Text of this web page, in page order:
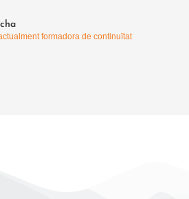
formadora de continuïtat